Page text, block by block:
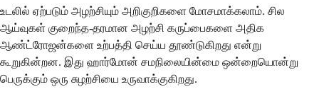
உடலில் ஏற்படும் அழற்சியும் அறிகுறிகளை மோசமாக்கலாம். சில
ஆய்வுகள் குறைந்த-தரமான அழற்சி கருப்பைகளை அதிக
ஆண்ட்ரோஜன்களை உற்பத்தி செய்ய தூண்டுகிறது என்று
கூறுகின்றன. இது ஹார்மோன் சமநிலையின்மை ஒன்றையொன்று
பெருக்கும் ஒரு சுழற்சியை உருவாக்குகிறது.